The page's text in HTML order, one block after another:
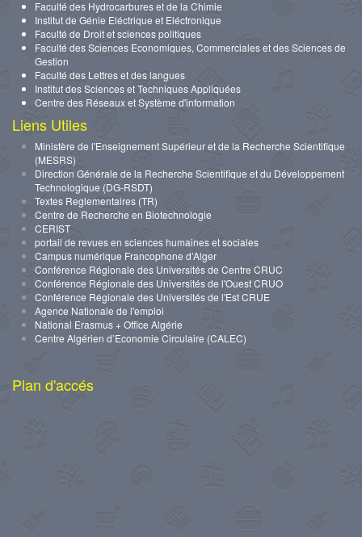
Faculté des Hydrocarbures et de la Chimie
Institut de Génie Eléctrique et Eléctronique
Faculté de Droit et sciences politiques
Faculté des Sciences Economiques, Commerciales et des Sciences de
Gestion
Faculté des Lettres et des langues
Institut des Sciences et Techniques Appliquées
Centre des Réseaux et Système d'information
Liens Utiles
Ministère de l'Enseignement Supérieur et de la Recherche Scientifique
(MESRS)
Direction Générale de la Recherche Scientifique et du Développement
Technologique (DG-RSDT)
Textes Reglementaires (TR)
Centre de Recherche en Biotechnologie
CERIST
portail de revues en sciences humaines et sociales
Campus numérique Francophone d’Alger
Conférence Régionale des Universités de Centre CRUC
Conférence Régionale des Universités de l'Ouest CRUO
Conférence Régionale des Universités de l'Est CRUE
Agence Nationale de l'emploi
National Erasmus + Office Algérie
Centre Algérien d’Economie Circulaire (CALEC)
Plan d'accés